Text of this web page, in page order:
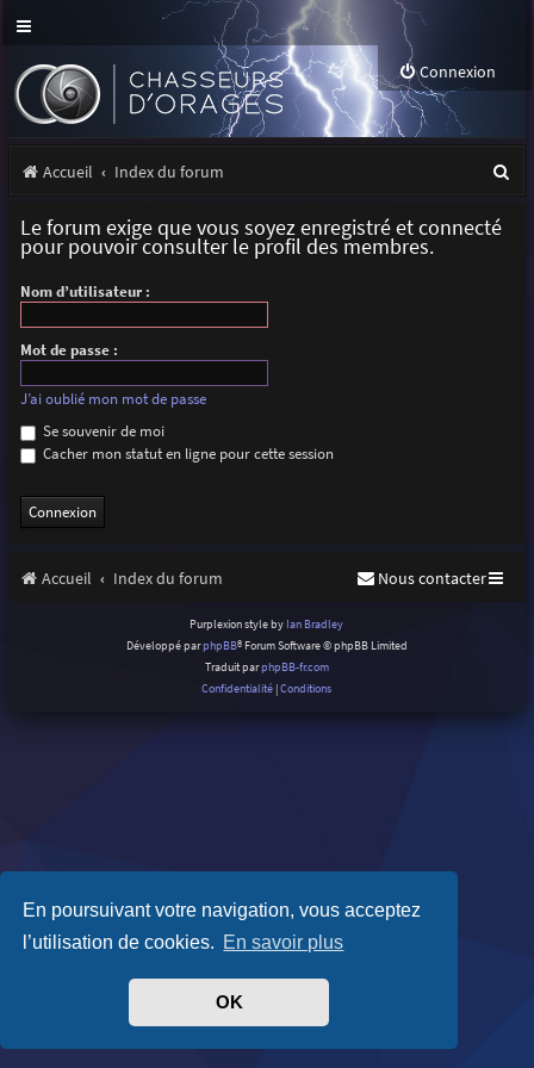
En poursuivant votre navigation, vous acceptez
l’utilisation de cookies. En savoir plus
OK
Connexion
Accueil Index du forum
Le forum exige que vous soyez enregistré et connecté
pour pouvoir consulter le profil des membres.
Nom d’utilisateur :
Mot de passe :
J’ai oublié mon mot de passe
Se souvenir de moi
Cacher mon statut en ligne pour cette session
Accueil Index du forum Nous contacter
Purplexion style by Ian Bradley
Développé parphpBB® Forum Software © phpBB Limited
Traduit parphpBB-fr.com
Confidentialité |Conditions